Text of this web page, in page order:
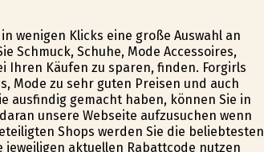
wenigen Klicks eine große Auswahl an
Schmuck, Schuhe, Mode Accessoires,
Ihren Käufen zu sparen, finden. Forgirls
Mode zu sehr guten Preisen und auch
ausfindig gemacht haben, können Sie in
unsere Webseite aufzusuchen wenn
Shops werden Sie die beliebtesten
jeweiligen aktuellen Rabattcode nutzen